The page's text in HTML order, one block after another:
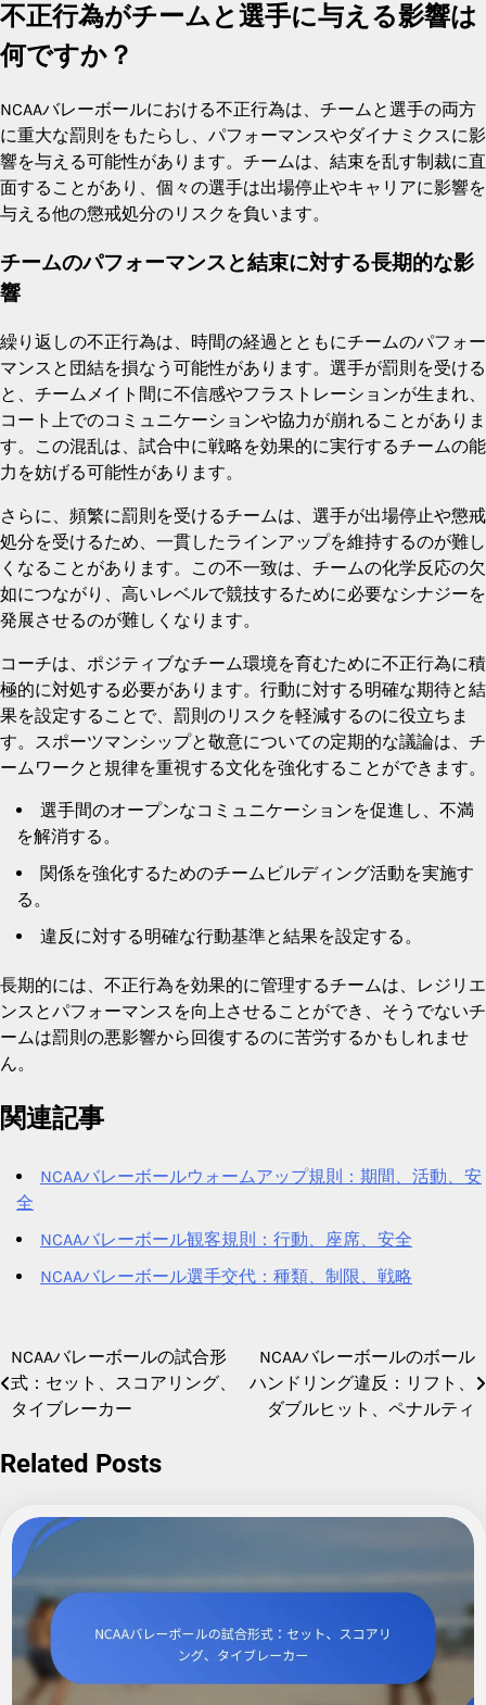
不正行為がチームと選手に与える影響は
何ですか？
NCAAバレーボールにおける不正行為は、チームと選手の両方
に重大な罰則をもたらし、パフォーマンスやダイナミクスに影
響を与える可能性があります。チームは、結束を乱す制裁に直
面することがあり、個々の選手は出場停止やキャリアに影響を
与える他の懲戒処分のリスクを負います。
チームのパフォーマンスと結束に対する長期的な影
響
繰り返しの不正行為は、時間の経過とともにチームのパフォー
マンスと団結を損なう可能性があります。選手が罰則を受ける
と、チームメイト間に不信感やフラストレーションが生まれ、
コート上でのコミュニケーションや協力が崩れることがありま
す。この混乱は、試合中に戦略を効果的に実行するチームの能
力を妨げる可能性があります。
さらに、頻繁に罰則を受けるチームは、選手が出場停止や懲戒
処分を受けるため、一貫したラインアップを維持するのが難し
くなることがあります。この不一致は、チームの化学反応の欠
如につながり、高いレベルで競技するために必要なシナジーを
発展させるのが難しくなります。
コーチは、ポジティブなチーム環境を育むために不正行為に積
極的に対処する必要があります。行動に対する明確な期待と結
果を設定することで、罰則のリスクを軽減するのに役立ちま
す。スポーツマンシップと敬意についての定期的な議論は、チ
ームワークと規律を重視する文化を強化することができます。
選手間のオープンなコミュニケーションを促進し、不満
を解消する。
関係を強化するためのチームビルディング活動を実施す
る。
違反に対する明確な行動基準と結果を設定する。
長期的には、不正行為を効果的に管理するチームは、レジリエ
ンスとパフォーマンスを向上させることができ、そうでないチ
ームは罰則の悪影響から回復するのに苦労するかもしれませ
ん。
関連記事
NCAAバレーボールウォームアップ規則：期間、活動、安
全
NCAAバレーボール観客規則：行動、座席、安全
NCAAバレーボール選手交代：種類、制限、戦略
Post
navigation
NCAAバレーボールの試合形
式：セット、スコアリング、
タイブレーカー
NCAAバレーボールのボール
ハンドリング違反：リフト、
ダブルヒット、ペナルティ
Related Posts